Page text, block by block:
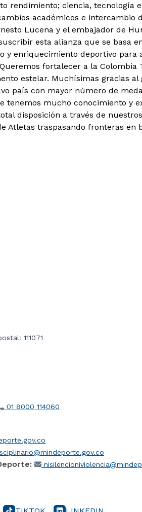
rendimiento; ciencia, tecnología
académicos e intercambio
Lucena y el embajador de
esta alianza que se basa
y enriquecimiento deportivo para
fortalecer a la Colombia
estelar. Muchísimas gracias
país con mayor número de
tenemos mucho conocimiento y
disposición a través de
Atletas traspasando fronteras en
111071
01 8000 114060